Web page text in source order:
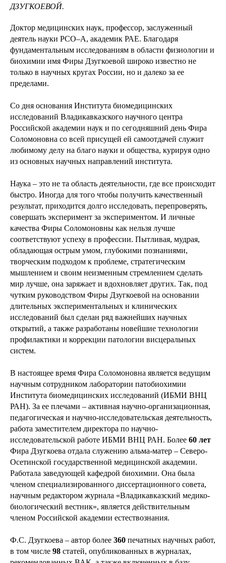
ДЗУГКОЕВОЙ.
Доктор медицинских наук, профессор, заслуженный
деятель науки РСО–А, академик РАЕ. Благодаря
фундаментальным исследованиям в области физиологии и
биохимии имя Фиры Дзугкоевой широко известно не
только в научных кругах России, но и далеко за ее
пределами.
Со дня основания Института биомедицинских
исследований Владикавказского научного центра
Российской академии наук и по сегодняшний день Фира
Соломоновна со всей присущей ей самоотдачей служит
любимому делу на благо науки и общества, курируя одно
из основных научных направлений института.
Наука – это не та область деятельности, где все происходит
быстро. Иногда для того чтобы получить качественный
результат, приходится долго исследовать, перепроверять,
совершать эксперимент за экспериментом. И личные
качества Фиры Соломоновны как нельзя лучше
соответствуют успеху в профессии. Пытливая, мудрая,
обладающая острым умом, глубокими познаниями,
творческим подходом к проблеме, стратегическим
мышлением и своим неизменным стремлением сделать
мир лучше, она заряжает и вдохновляет других. Так, под
чутким руководством Фиры Дзугкоевой на основании
длительных экспериментальных и клинических
исследований был сделан ряд важнейших научных
открытий, а также разработаны новейшие технологии
профилактики и коррекции патологии висцеральных
систем.
В настоящее время Фира Соломоновна является ведущим
научным сотрудником лаборатории патобиохимии
Института биомедицинских исследований (ИБМИ ВНЦ
РАН). За ее плечами – активная научно-организационная,
педагогическая и научно-исследовательская деятельность,
работа заместителем директора по научно-
исследовательской работе ИБМИ ВНЦ РАН. Более 60 лет
Фира Дзугкоева отдала служению альма-матер – Северо-
Осетинской государственной медицинской академии.
Работала заведующей кафедрой биохимии. Она была
членом специализированного диссертационного совета,
научным редактором журнала «Владикавказский медико-
биологический вестник», является действительным
членом Российской академии естествознания.
Ф.С. Дзугкоева – автор более 360 печатных научных работ,
в том числе 98 статей, опубликованных в журналах,